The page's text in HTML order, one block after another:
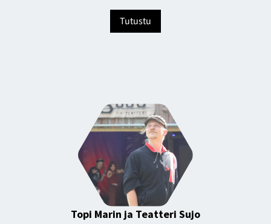
Tutustu
Topi Marin ja Teatteri Sujo